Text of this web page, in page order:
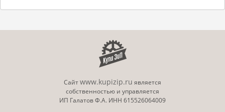
Сайтwww.kupizip.ru является
собственностью и управляется
ИП Галатов Ф.А. ИНН 615526064009